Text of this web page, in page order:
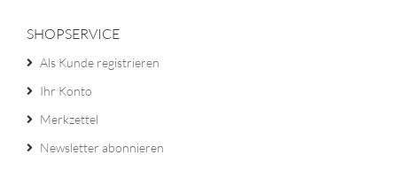
SHOPSERVICE
Als Kunde registrieren
Ihr Konto
Merkzettel
Newsletter abonnieren